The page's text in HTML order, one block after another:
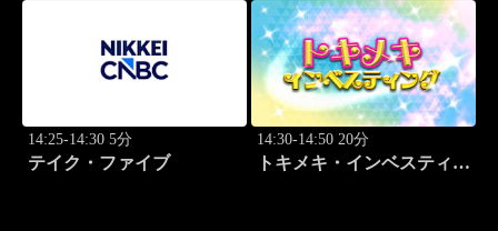
14:25-14:30 5分
テイク・ファイブ
14:30-14:50 20分
トキメキ・インベスティン